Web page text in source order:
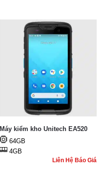
Máy kiểm kho Unitech EA520
64GB
4GB
Liên Hệ Báo Giá